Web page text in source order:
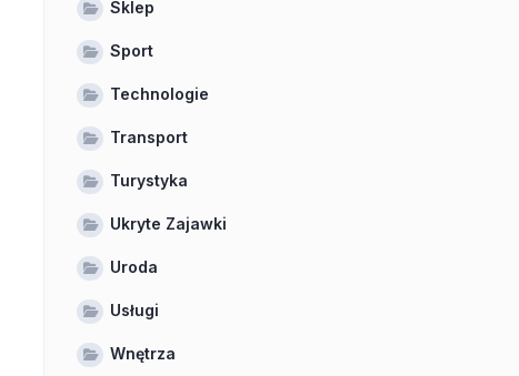
Sklep
Sport
Technologie
Transport
Turystyka
Ukryte Zajawki
Uroda
Usługi
Wnętrza